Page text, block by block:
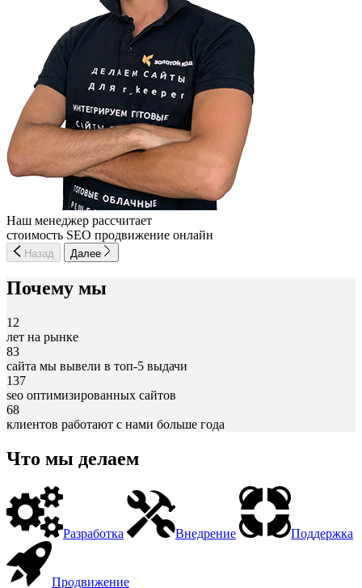
Наш менеджер рассчитает
стоимость SEO продвижение онлайн
Назад Далее
Почему мы
12
лет на рынке
83
сайта мы вывели в топ-5 выдачи
137
seo оптимизированных сайтов
68
клиентов работают с нами больше года
Что мы делаем
Разработка Внедрение Поддержка
Продвижение